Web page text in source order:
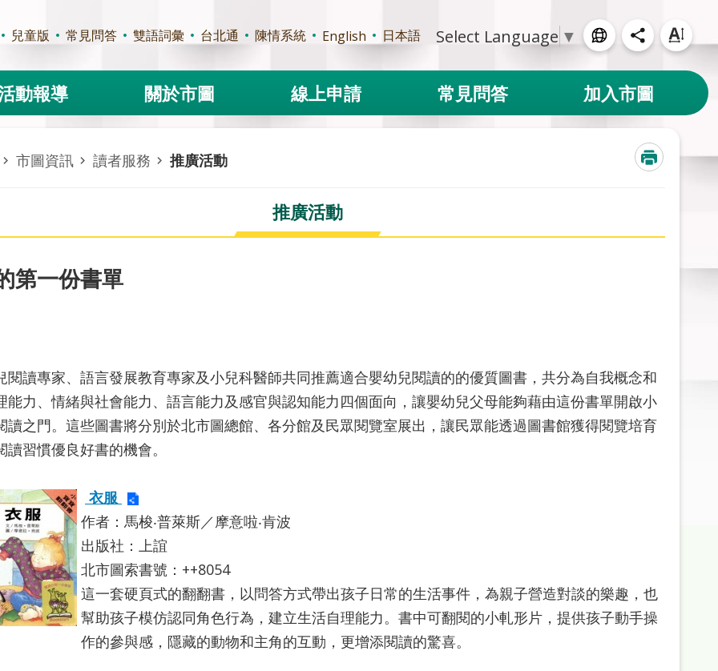
兒童版 常見問答 雙語詞彙 台北通 陳情系統 English 日本語 Select Language ▼
動報導 關於市圖 線上申請 常見問答 加入市圖
市圖資訊 讀者服務 推廣活動
推廣活動
第一份書單
閱讀專家、語言發展教育專家及小兒科醫師共同推薦適合嬰幼兒閱讀的的優質圖書，共分為自我概念和
能力、情緒與社會能力、語言能力及感官與認知能力四個面向，讓嬰幼兒父母能夠藉由這份書單開啟小
讀之門。這些圖書將分別於北市圖總館、各分館及民眾閱覽室展出，讓民眾能透過圖書館獲得閱覽培育
讀習慣優良好書的機會。
衣服
作者：馬梭‧普萊斯／摩意啦‧肯波
出版社：上誼
北市圖索書號：++8054
這一套硬頁式的翻翻書，以問答方式帶出孩子日常的生活事件，為親子營造對談的樂趣，也
幫助孩子模仿認同角色行為，建立生活自理能力。書中可翻閱的小軋形片，提供孩子動手操
作的參與感，隱藏的動物和主角的互動，更增添閱讀的驚喜。